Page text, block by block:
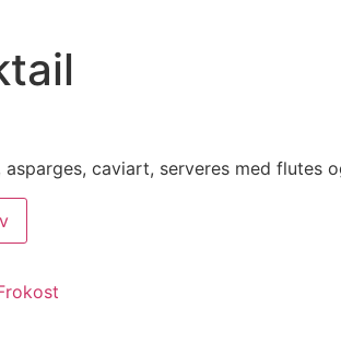
asparges, caviart, serveres med flutes